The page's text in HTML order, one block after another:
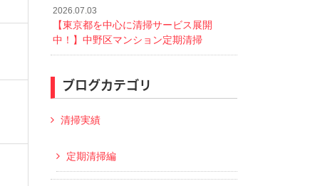
2026.07.03
【東京都を中心に清掃サービス展開
中！】中野区マンション定期清掃
ブログカテゴリ
清掃実績
定期清掃編